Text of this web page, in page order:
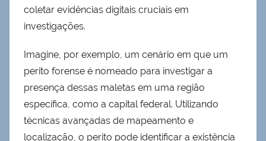
coletar evidências digitais cruciais em
investigações.
Imagine, por exemplo, um cenário em que um
perito forense é nomeado para investigar a
presença dessas maletas em uma região
específica, como a capital federal. Utilizando
técnicas avançadas de mapeamento e
localização, o perito pode identificar a existência